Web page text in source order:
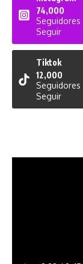
74,000
Seguidores
Seguir
Tiktok
12,000
Seguidores
Seguir